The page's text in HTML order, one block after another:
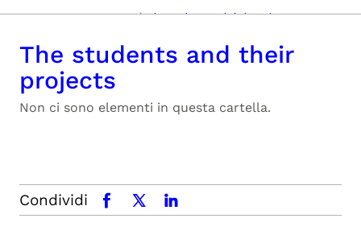
studi linguistici e letterari the students and their projects
The students and their
projects
Non ci sono elementi in questa cartella.
Condividi facebookx.comlinkedin